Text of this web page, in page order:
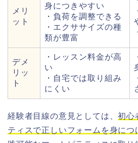
メリ
ット
身につきやすい
・負荷を調整できる
・エクササイズの種
類が豊富
デメ
リッ
ト
・レッスン料金が高
い
・自宅では取り組み
にくい
経験者目線の意見としては、初心
ティスで正しいフォームを身につ